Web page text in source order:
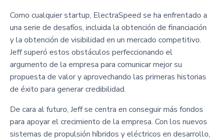
Como cualquier startup, ElectraSpeed se ha enfrentado a
una serie de desafíos, incluida la obtención de financiación
y la obtención de visibilidad en un mercado competitivo.
Jeff superó estos obstáculos perfeccionando el
argumento de la empresa para comunicar mejor su
propuesta de valor y aprovechando las primeras historias
de éxito para generar credibilidad.
De cara al futuro, Jeff se centra en conseguir más fondos
para apoyar el crecimiento de la empresa. Con los nuevos
sistemas de propulsión híbridos y eléctricos en desarrollo,